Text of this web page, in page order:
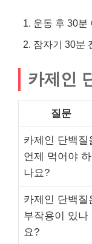
운동 후 30분
잠자기 30분
카제인
질문
카제인 단백질
언제 먹어야 하
나요?
카제인 단백질
부작용이 있나
요?